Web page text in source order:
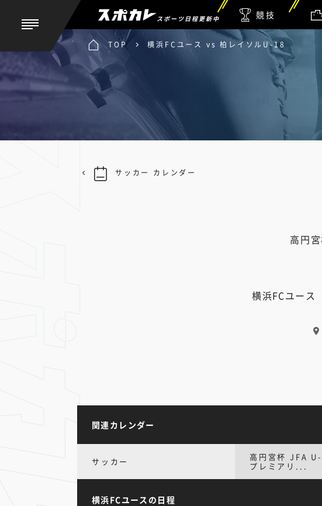
スポーツ日程更新中 競技
TOP 横浜FCユース vs 柏レイソルU-18
高円
横浜FCユース
サッカー カレンダー
関連カレンダー
サッカー
高円宮杯 JFA
プレミアリ...
横浜FCユースの日程